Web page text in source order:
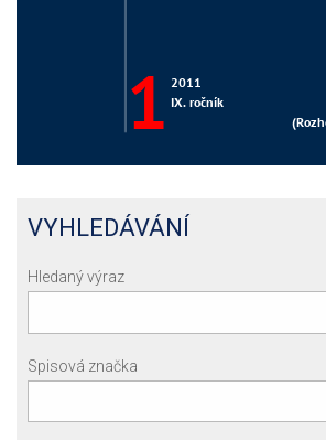
VYHLEDÁVÁNÍ
Hledaný výraz
Spisová značka